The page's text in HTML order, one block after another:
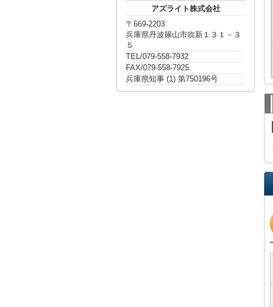
アズライト株式会社
〒669-2203
兵庫県丹波篠山市吹新１３１－３
５
TEL/079-558-7932
FAX/079-558-7925
兵庫県知事 (1) 第750196号